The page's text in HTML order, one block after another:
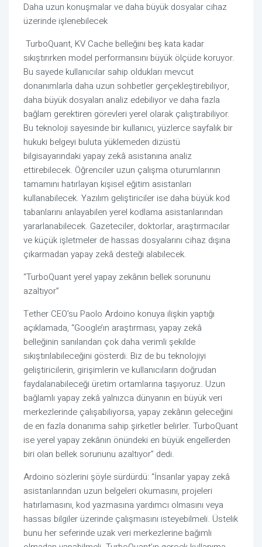
Daha uzun konuşmalar ve daha büyük dosyalar cihaz
üzerinde işlenebilecek
TurboQuant, KV Cache belleğini beş kata kadar
sıkıştırırken model performansını büyük ölçüde koruyor.
Bu sayede kullanıcılar sahip oldukları mevcut
donanımlarla daha uzun sohbetler gerçekleştirebiliyor,
daha büyük dosyaları analiz edebiliyor ve daha fazla
bağlam gerektiren görevleri yerel olarak çalıştırabiliyor.
Bu teknoloji sayesinde bir kullanıcı, yüzlerce sayfalık bir
hukuki belgeyi buluta yüklemeden dizüstü
bilgisayarındaki yapay zekâ asistanına analiz
ettirebilecek. Öğrenciler uzun çalışma oturumlarının
tamamını hatırlayan kişisel eğitim asistanları
kullanabilecek. Yazılım geliştiriciler ise daha büyük kod
tabanlarını anlayabilen yerel kodlama asistanlarından
yararlanabilecek. Gazeteciler, doktorlar, araştırmacılar
ve küçük işletmeler de hassas dosyalarını cihaz dışına
çıkarmadan yapay zekâ desteği alabilecek.
“TurboQuant yerel yapay zekânın bellek sorununu
azaltıyor”
Tether CEO’su Paolo Ardoino konuya ilişkin yaptığı
açıklamada, “Google’ın araştırması, yapay zekâ
belleğinin sanılandan çok daha verimli şekilde
sıkıştırılabileceğini gösterdi. Biz de bu teknolojiyi
geliştiricilerin, girişimlerin ve kullanıcıların doğrudan
faydalanabileceği üretim ortamlarına taşıyoruz. Uzun
bağlamlı yapay zekâ yalnızca dünyanın en büyük veri
merkezlerinde çalışabiliyorsa, yapay zekânın geleceğini
de en fazla donanıma sahip şirketler belirler. TurboQuant
ise yerel yapay zekânın önündeki en büyük engellerden
biri olan bellek sorununu azaltıyor” dedi.
Ardoino sözlerini şöyle sürdürdü: “İnsanlar yapay zekâ
asistanlarından uzun belgeleri okumasını, projeleri
hatırlamasını, kod yazmasına yardımcı olmasını veya
hassas bilgiler üzerinde çalışmasını isteyebilmeli. Üstelik
bunu her seferinde uzak veri merkezlerine bağımlı